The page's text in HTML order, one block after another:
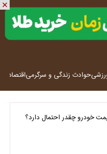
حوادث زندگی و سرگرمیاقتصاد
خودرو چقدر احتمال دارد؟